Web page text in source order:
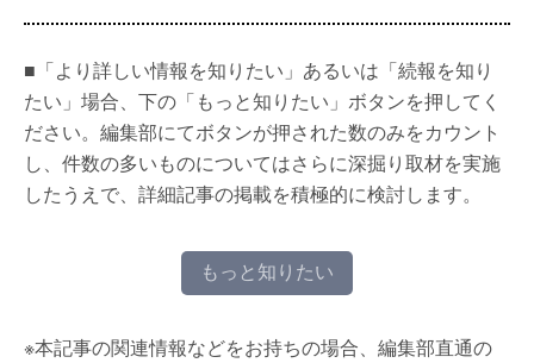
■「より詳しい情報を知りたい」あるいは「続報を知り
たい」場合、下の「もっと知りたい」ボタンを押してく
ださい。編集部にてボタンが押された数のみをカウント
し、件数の多いものについてはさらに深掘り取材を実施
したうえで、詳細記事の掲載を積極的に検討します。
もっと知りたい
※本記事の関連情報などをお持ちの場合、編集部直通の